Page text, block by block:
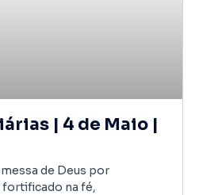
| 4 de Maio |
de Deus por
na fé,